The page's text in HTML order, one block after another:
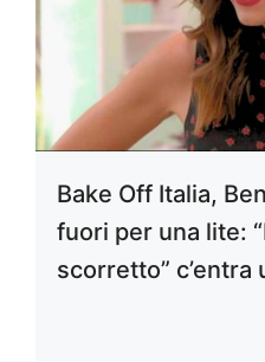
Bake Off Italia,
fuori per una lite:
scorretto”